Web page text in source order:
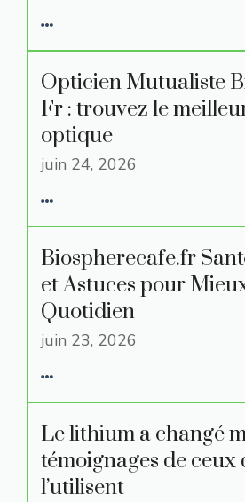
Opticien Mutualiste
Fr : trouvez le
optique
juin 24, 2026
Biospherecafe.fr
et Astuces pour
Quotidien
juin 23, 2026
Le lithium a changé
témoignages de ceux
l’utilisent